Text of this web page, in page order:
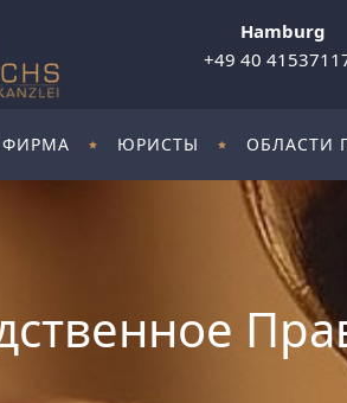
Hamburg
+49 40
ЮРИСТЫ ОБЛАСТИ